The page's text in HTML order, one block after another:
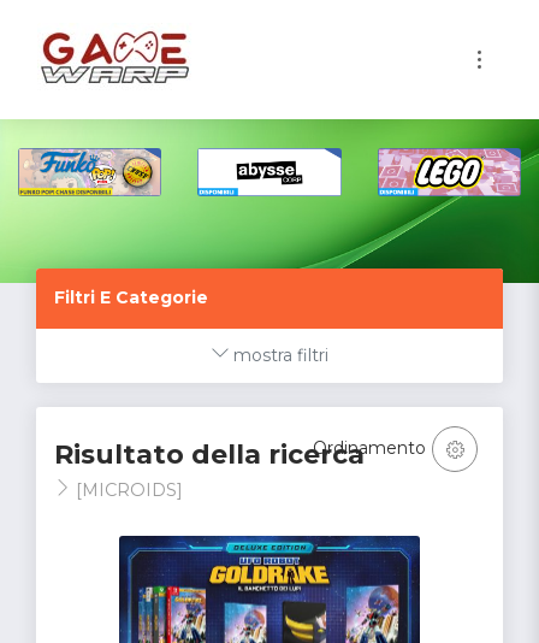
Filtri E Categorie
mostra filtri
Risultato della ricerca
[MICROIDS]
Ordinamento